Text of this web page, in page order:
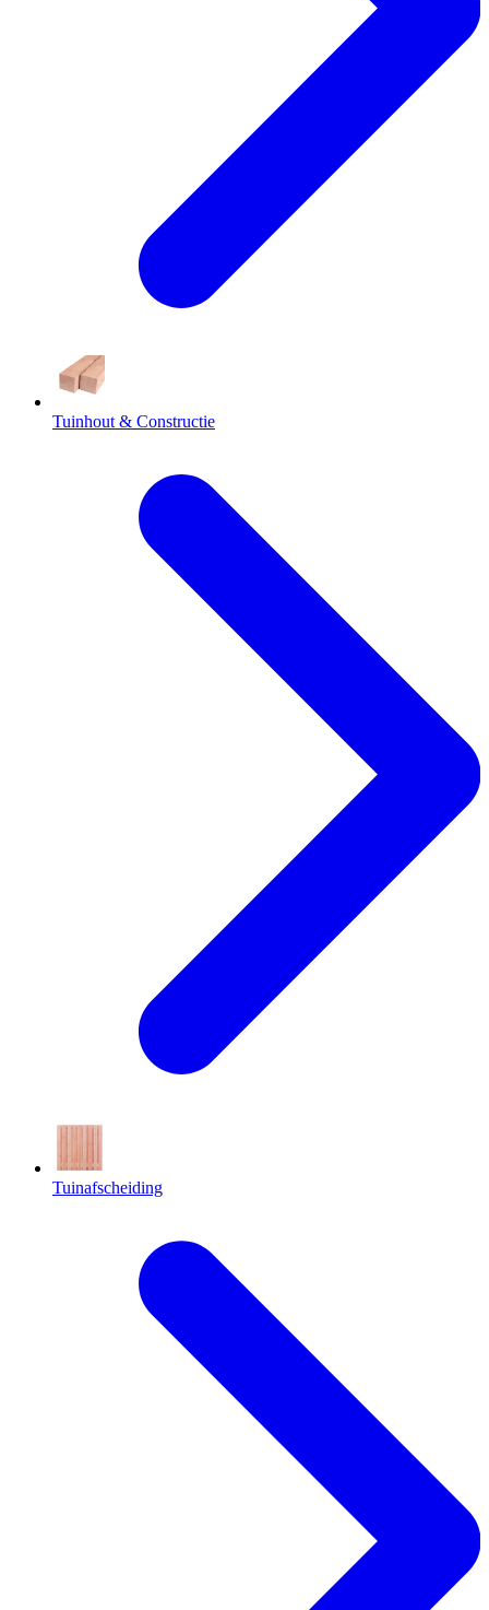
Tuinhout & Constructie
Tuinafscheiding